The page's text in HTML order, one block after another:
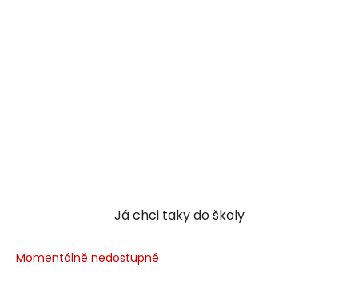
Já chci taky do školy
Momentálně nedostupné